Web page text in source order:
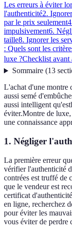
Les erreurs à éviter
l'authenticité2.
par le prix seulement
impulsivement6.
taille8. Ignorer les
: Quels sont les
luxe ?Checklist avant
Sommaire(13
L'achat d'une montre
aussi semé
aussi intelligent
éviter.Montre de
une connaissance
1. Négliger
La première erreur
vérifier l'authenticité
contrées est truffé de
que le vendeur est
certificat
en ligne, recherchez
pour éviter les
vous éviter de perdre